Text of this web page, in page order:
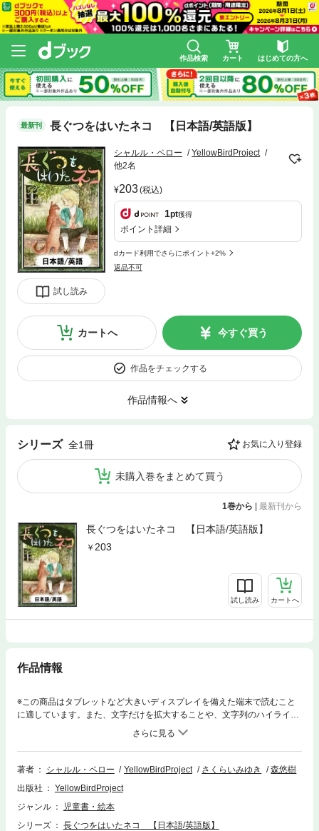
作品検索 カート はじめての方へ
最新刊 長ぐつをはいたネコ 【日本語/英語版】
試し読み
シャルル・ペロー
YellowBirdProject
他2名
203(税込)
1pt獲得
ポイント詳細
dカード利用でさらにポイント+2%
返品不可
カートへ 今すぐ買う
作品をチェックする
作品情報へ
シリーズ 全1冊 お気に入り登録
未購入巻をまとめて買う
1巻から | 最新刊から
長ぐつをはいたネコ 【日本語/英語版】
203
試し読み カートへ
作品情報
※この商品はタブレットなど大きいディスプレイを備えた端末で読むこと
に適しています。また、文字だけを拡大することや、文字列のハイライ
ト、検索、辞書の参照、引用などの機能が使用できません。父が亡くな
り、残された三人の息子達。末っ子のカバラに残されたのは、父が可愛が
っていた一匹のネコだけでした。路頭に迷うカバラとネコ。すると突然、
ネコがカバラに話しかけたのです！【きいろいとり文庫 第86作品目】
著者 シャルル・ペロー YellowBirdProject さくらいみゆき
森悠樹
出版社
YellowBirdProject
ジャンル
児童書・絵本
シリーズ
長ぐつをはいたネコ 【日本語/英語版】